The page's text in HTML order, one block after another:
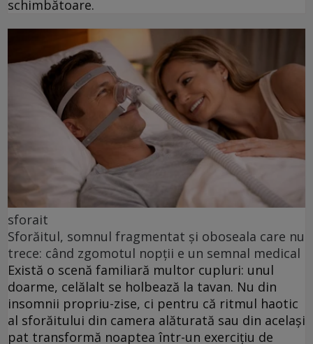
schimbătoare.
sforait
Sforăitul, somnul fragmentat și oboseala care nu
trece: când zgomotul nopții e un semnal medical
Există o scenă familiară multor cupluri: unul
doarme, celălalt se holbează la tavan. Nu din
insomnii propriu-zise, ci pentru că ritmul haotic
al sforăitului din camera alăturată sau din același
pat transformă noaptea într-un exercițiu de